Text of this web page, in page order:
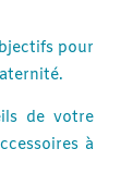
pour
de votre
à